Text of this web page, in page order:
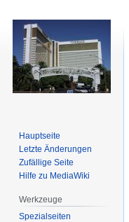
Hauptseite
Letzte Änderungen
Zufällige Seite
Hilfe zu MediaWiki
Werkzeuge
Spezialseiten